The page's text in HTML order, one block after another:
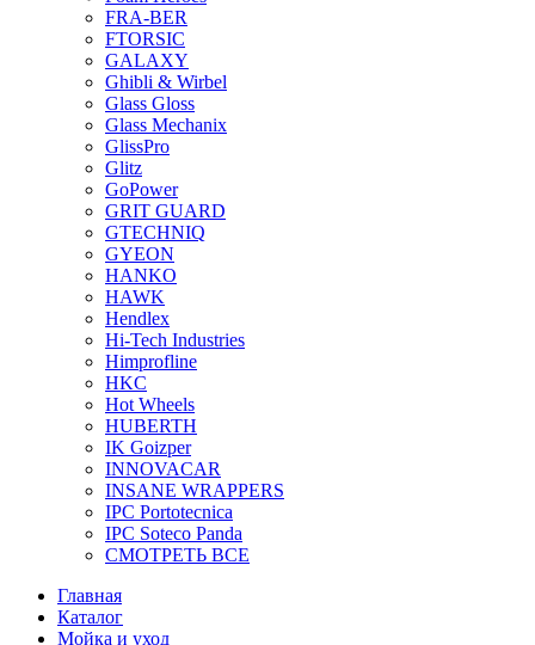
FRA-BER
FTORSIC
GALAXY
Ghibli & Wirbel
Glass Gloss
Glass Mechanix
GlissPro
Glitz
GoPower
GRIT GUARD
GTECHNIQ
GYEON
HANKO
HAWK
Hendlex
Hi-Tech Industries
Himprofline
HKC
Hot Wheels
HUBERTH
IK Goizper
INNOVACAR
INSANE WRAPPERS
IPC Portotecnica
IPC Soteco Panda
СМОТРЕТЬ ВСЕ
Главная
Каталог
Мойка и уход